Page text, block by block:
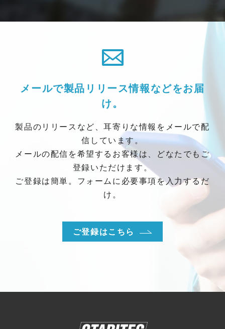
メールで製品リリース情報などをお届
け。
製品のリリースなど、耳寄りな情報をメールで配
信しています。
メールの配信を希望するお客様は、どなたでもご
登録いただけます。
ご登録は簡単。フォームに必要事項を入力するだ
け。
ご登録はこちら